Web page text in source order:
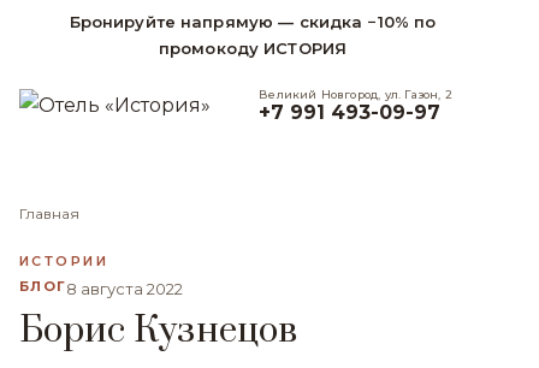
Бронируйте напрямую — скидка −10% по
промокоду ИСТОРИЯ
Великий Новгород, ул. Газон, 2
+7 991 493-09-97
Главная
ИСТОРИИ
БЛОГ8 августа 2022
Борис Кузнецов